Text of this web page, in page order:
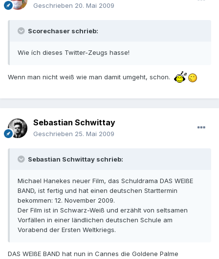
Geschrieben 20. Mai 2009
Scorechaser schrieb:
Wie ích dieses Twitter-Zeugs hasse!
Wenn man nicht weiß wie man damit umgeht, schon.
Sebastian Schwittay
Geschrieben 25. Mai 2009
Sebastian Schwittay schrieb:
Michael Hanekes neuer Film, das Schuldrama DAS WEIßE
BAND, ist fertig und hat einen deutschen Starttermin
bekommen: 12. November 2009.
Der Film ist in Schwarz-Weiß und erzählt von seltsamen
Vorfällen in einer ländlichen deutschen Schule am
Vorabend der Ersten Weltkriegs.
DAS WEIßE BAND hat nun in Cannes die Goldene Palme